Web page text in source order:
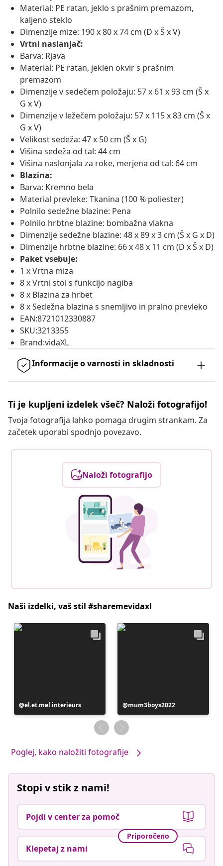
Material: PE ratan, jeklo s prašnim premazom,
kaljeno steklo
Dimenzije mize: 190 x 80 x 74 cm (D x Š x V)
Vrtni naslanjač:
Barva: Rjava
Material: PE ratan, jeklen okvir s prašnim
premazom
Dimenzije v sedečem položaju: 57 x 61 x 93 cm (Š x
G x V)
Dimenzije v ležečem položaju: 57 x 115 x 83 cm (Š x
G x V)
Velikost sedeža: 47 x 50 cm (Š x G)
Višina sedeža od tal: 44 cm
Višina naslonjala za roke, merjena od tal: 64 cm
Blazina:
Barva: Kremno bela
Material prevleke: Tkanina (100 % poliester)
Polnilo sedežne blazine: Pena
Polnilo hrbtne blazine: bombažna vlakna
Dimenzije sedežne blazine: 48 x 89 x 3 cm (Š x G x D)
Dimenzije hrbtne blazine: 66 x 48 x 11 cm (D x Š x D)
Paket vsebuje:
1 x Vrtna miza
8 x Vrtni stol s funkcijo nagiba
8 x Blazina za hrbet
8 x Sedežna blazina s snemljivo in pralno prevleko
EAN:8721012330887
SKU:3213355
Brand:vidaXL
Informacije o varnosti in skladnosti
Ti je kupljeni izdelek všeč? Naloži fotografijo!
Tvoja fotografija lahko pomaga drugim strankam. Za
začetek uporabi spodnjo povezavo.
Naloži fotografijo
Naši izdelki, vaš stil #sharemevidaxl
Objavo
je
el.et.mel.interieurs
Objavo
je
objavil
mum3boys2022
Poglej, kako naložiti fotografije
Stopi v stik z nami!
Pojdi v center za pomoč
Priporočeno
Klepetaj z nami